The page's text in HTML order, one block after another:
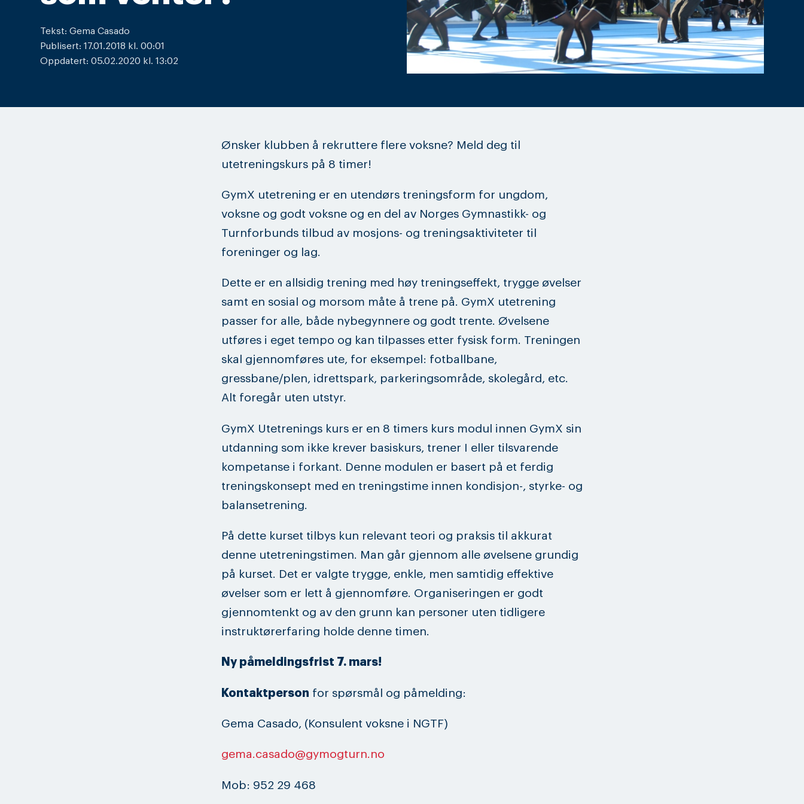
Tekst: Gema Casado
Publisert: 17.01.2018 kl. 00:01
Oppdatert: 05.02.2020 kl. 13:02
Ønsker klubben å rekruttere flere voksne? Meld deg til
utetreningskurs på 8 timer!
GymX utetrening er en utendørs treningsform for ungdom,
voksne og godt voksne og en del av Norges Gymnastikk- og
Turnforbunds tilbud av mosjons- og treningsaktiviteter til
foreninger og lag.
Dette er en allsidig trening med høy treningseffekt, trygge øvelser
samt en sosial og morsom måte å trene på. GymX utetrening
passer for alle, både nybegynnere og godt trente. Øvelsene
utføres i eget tempo og kan tilpasses etter fysisk form. Treningen
skal gjennomføres ute, for eksempel: fotballbane,
gressbane/plen, idrettspark, parkeringsområde, skolegård, etc.
Alt foregår uten utstyr.
GymX Utetrenings kurs er en 8 timers kurs modul innen GymX sin
utdanning som ikke krever basiskurs, trener I eller tilsvarende
kompetanse i forkant. Denne modulen er basert på et ferdig
treningskonsept med en treningstime innen kondisjon-, styrke- og
balansetrening.
På dette kurset tilbys kun relevant teori og praksis til akkurat
denne utetreningstimen. Man går gjennom alle øvelsene grundig
på kurset. Det er valgte trygge, enkle, men samtidig effektive
øvelser som er lett å gjennomføre. Organiseringen er godt
gjennomtenkt og av den grunn kan personer uten tidligere
instruktørerfaring holde denne timen.
Ny påmeldingsfrist 7. mars!
Kontaktperson for spørsmål og påmelding:
Gema Casado, (Konsulent voksne i NGTF)
gema.casado@gymogturn.no
Mob: 952 29 468